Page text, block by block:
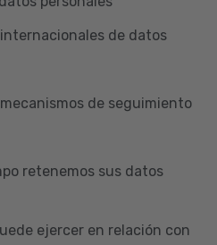
de datos
de seguimiento
retenemos sus datos
ejercer en relación con